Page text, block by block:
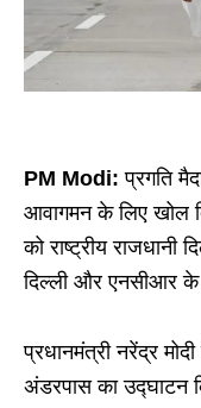
PM Modi: प्रगति
आवागमन के लिए खोल
को राष्ट्रीय
दिल्ली और एनसीआर के
प्रधानमंत्री नरेंद्र
अंडरपास का उद्घाटन